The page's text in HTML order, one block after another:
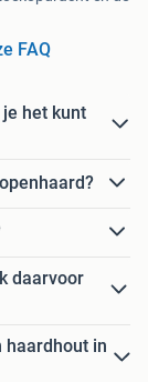
FAQ
het kunt
daarvoor
haardhout in